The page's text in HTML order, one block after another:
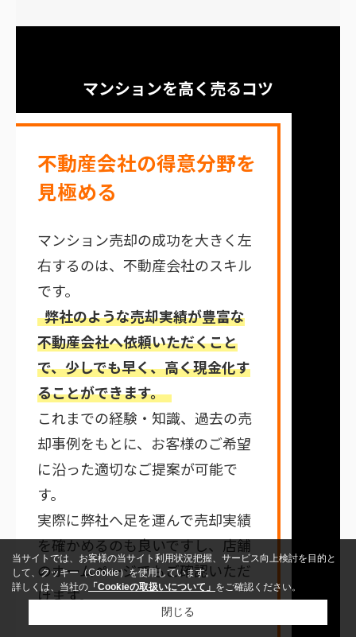
マンションを高く売るコツ
不動産会社の得意分野を
見極める
マンション売却の成功を大きく左
右するのは、不動産会社のスキル
です。
弊社のような売却実績が豊富な
不動産会社へ依頼いただくこと
で、少しでも早く、高く現金化す
ることができます。
これまでの経験・知識、過去の売
却事例をもとに、お客様のご希望
に沿った適切なご提案が可能で
す。
実際に弊社へ足を運んで売却実績
を確かめるのも良いですし、店舗
のホームページでもご確認いただ
けます。
当サイトでは、お客様の当サイト利用状況把握、サービス向上検討を目的と
して、クッキー（Cookie）を使用しています。
詳しくは、当社の 「Cookieの取扱いについて」 をご確認ください。
閉じる